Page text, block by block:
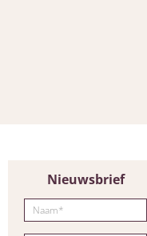
Nieuwsbrief